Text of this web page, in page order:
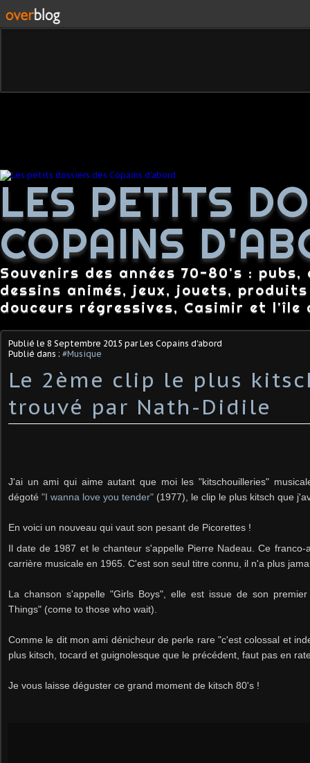
LES PETITS
COPAINS
Souvenirs des années 70-80's :
dessins animés, jeux, jouets,
douceurs régressives, Casimir et l'île
Publié le 8 Septembre 2015 par Les Copains d'abord
Publié dans : #Musique
Le 2ème clip le plus
trouvé par Nath-Didile
J'ai un ami qui aime autant que moi les "kitschouilleries"
dégoté "I wanna love you tender" (1977), le clip le plus kitsch que
En voici un nouveau qui vaut son pesant de Picorettes !
Il date de 1987 et le chanteur s'appelle Pierre Nadeau. Ce franco-
carrière musicale en 1965. C'est son seul titre connu, il n'a plus
La chanson s'appelle "Girls Boys", elle est issue de son
Things" (come to those who wait).
Comme le dit mon ami dénicheur de perle rare "c'est colossal et
plus kitsch, tocard et guignolesque que le précédent, faut pas en
Je vous laisse déguster ce grand moment de kitsch 80's !